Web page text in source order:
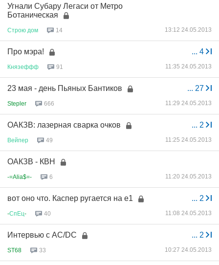
Угнали Субару Легаси от Метро
Ботаническая
Строю дом 14 13:12 24.05.2013
... 4
Про мэра!
Князеффф 91 11:35 24.05.2013
... 27
23 мая - день Пьяных Бантиков
Stepler 666 11:29 24.05.2013
... 2
ОАКЗВ: лазерная сварка очков
Вейпер 49 11:25 24.05.2013
ОАКЗВ - КВН
-=Alia$=- 6 11:20 24.05.2013
... 2
вот оно что. Каспер ругается на е1
-СпЕц- 40 11:08 24.05.2013
... 2
Интервью с AC/DC
ST68 33 10:27 24.05.2013